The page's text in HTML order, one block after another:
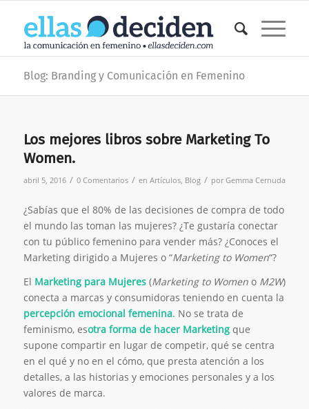
Blog: Branding y Comunicación en Femenino
Los mejores libros sobre Marketing To
Women.
abril 5, 2016 / 0 Comentarios / en Artículos, Blog / porGemma Cernuda
¿Sabías que el 80% de las decisiones de compra de todo
el mundo las toman las mujeres? ¿Te gustaría conectar
con tu público femenino para vender más? ¿Conoces el
Marketing dirigido a Mujeres o “Marketing to Women“?
El Marketing para Mujeres(Marketing to Womeno M2W)
conecta a marcas y consumidoras teniendo en cuenta la
percepción emocional femenina. No se trata de
feminismo, esotra forma de hacer Marketingque
supone compartir en lugar de competir, qué se centra
en el qué y no en el cómo, que presta atención a los
detalles, a las historias y emociones personales y a los
valores de marca.